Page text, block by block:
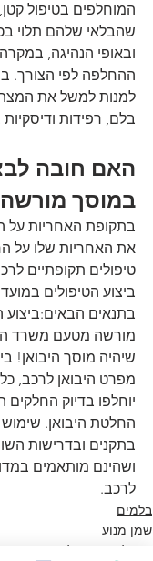
המוחלפים בטיפול
שהבלאי שלהם תלוי
ובאופי הנהיגה,
ההחלפה לפי הצורך.
למנות למשל את
בלם, רפידות
האם חובה
במוסך מורשה
בתקופת האחריות על
את האחריות שלו על
טיפולים תקופתיים
ביצוע הטיפולים במועד
בתנאים
מורשה מטעם משרד
שיהיה מוסך היבואן!
מפרט היבואן לרכב,
יוחלפו בדיוק החלקים
החלטת היבואן.
בתקנים ובדרישות
ושהינם מותאמים
לרכב.
בלמים
שמן מנוע
טיפול תקופתי לרכב